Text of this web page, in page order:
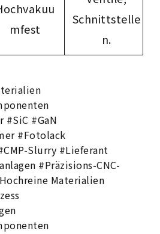
mfest
Schnittstelle
n.
#GaN
#Fotolack
Slurry #Lieferant
#Präzisions-CNC-
Materialien